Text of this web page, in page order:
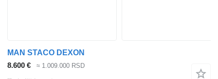
MAN STACO DEXON
8.600 €
≈ 1.009.000 RSD